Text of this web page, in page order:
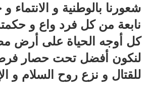
شعورنا بالوطنية و
نابعة من كل فرد واع و
كل أوجه الحياة على أرض
لنكون أفضل تحت حصار
للقتال و نزع روح السلام و